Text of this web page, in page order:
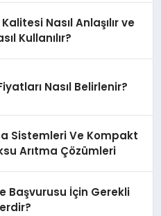
Nasıl Anlaşılır ve
Kullanılır?
Nasıl Belirlenir?
Sistemleri Ve Kompakt
Arıtma Çözümleri
Başvurusu İçin Gerekli